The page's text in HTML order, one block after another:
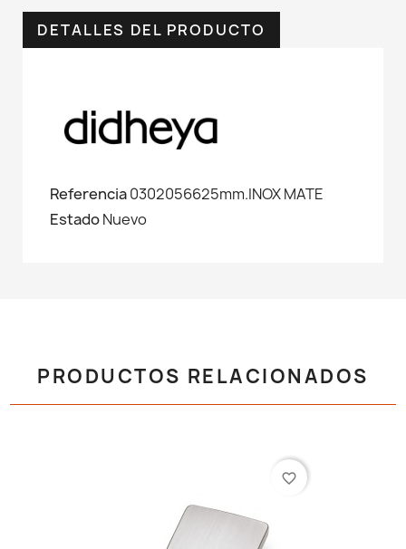
DETALLES DEL PRODUCTO
Referencia0302056625mm.INOX MATE
EstadoNuevo
PRODUCTOS RELACIONADOS
favorite_border